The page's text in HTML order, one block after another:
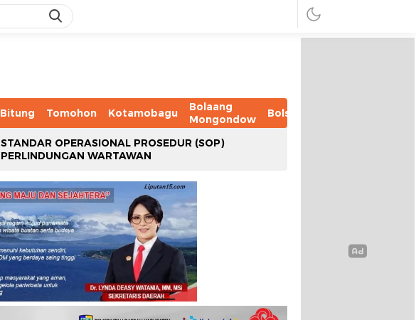
Bitung Tomohon Kotamobagu
Bolaang
Mongondow
Bolsel
STANDAR OPERASIONAL PROSEDUR (SOP)
PERLINDUNGAN WARTAWAN